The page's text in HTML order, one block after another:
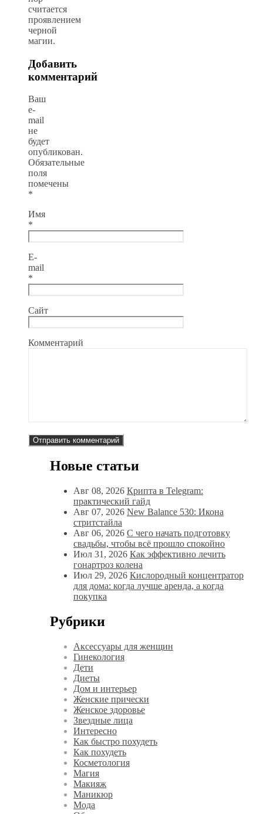
считается
проявлением
черной
магии.
Добавить
комментарий
Ваш
e-
mail
не
будет
опубликован.
Обязательные
поля
помечены
*
Имя
*
E-
mail
*
Сайт
Комментарий
Новые статьи
Авг 08, 2026 Крипта в Telegram:
практический гайд
Авг 07, 2026 New Balance 530: Икона
стритстайла
Авг 06, 2026 С чего начать подготовку
свадьбы, чтобы всё прошло спокойно
Июл 31, 2026 Как эффективно лечить
гонартроз колена
Июл 29, 2026 Кислородный концентратор
для дома: когда лучше аренда, а когда
покупка
Рубрики
Аксессуары для женщин
Гинекология
Дети
Диеты
Дом и интерьер
Женские прически
Женское здоровье
Звездные лица
Интересно
Как быстро похудеть
Как похудеть
Косметология
Магия
Макияж
Маникюр
Мода